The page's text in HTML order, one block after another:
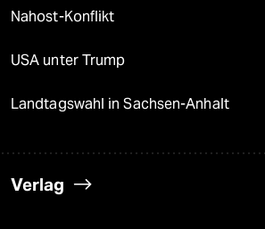
Nahost-Konflikt
USA unter Trump
Landtagswahl in Sachsen-Anhalt
Verlag